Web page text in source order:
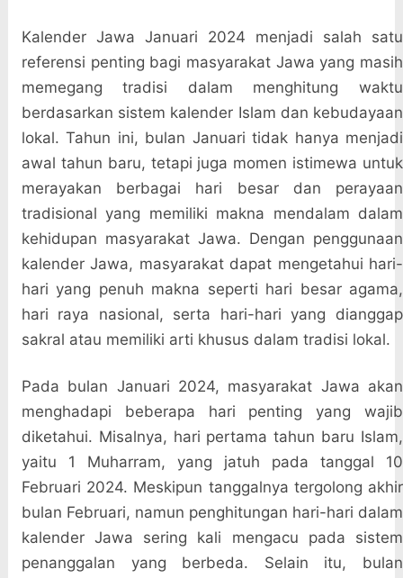
Kalender Jawa Januari 2024 menjadi salah satu
referensi penting bagi masyarakat Jawa yang masih
memegang tradisi dalam menghitung waktu
berdasarkan sistem kalender Islam dan kebudayaan
lokal. Tahun ini, bulan Januari tidak hanya menjadi
awal tahun baru, tetapi juga momen istimewa untuk
merayakan berbagai hari besar dan perayaan
tradisional yang memiliki makna mendalam dalam
kehidupan masyarakat Jawa. Dengan penggunaan
kalender Jawa, masyarakat dapat mengetahui hari-
hari yang penuh makna seperti hari besar agama,
hari raya nasional, serta hari-hari yang dianggap
sakral atau memiliki arti khusus dalam tradisi lokal.
Pada bulan Januari 2024, masyarakat Jawa akan
menghadapi beberapa hari penting yang wajib
diketahui. Misalnya, hari pertama tahun baru Islam,
yaitu 1 Muharram, yang jatuh pada tanggal 10
Februari 2024. Meskipun tanggalnya tergolong akhir
bulan Februari, namun penghitungan hari-hari dalam
kalender Jawa sering kali mengacu pada sistem
penanggalan yang berbeda. Selain itu, bulan